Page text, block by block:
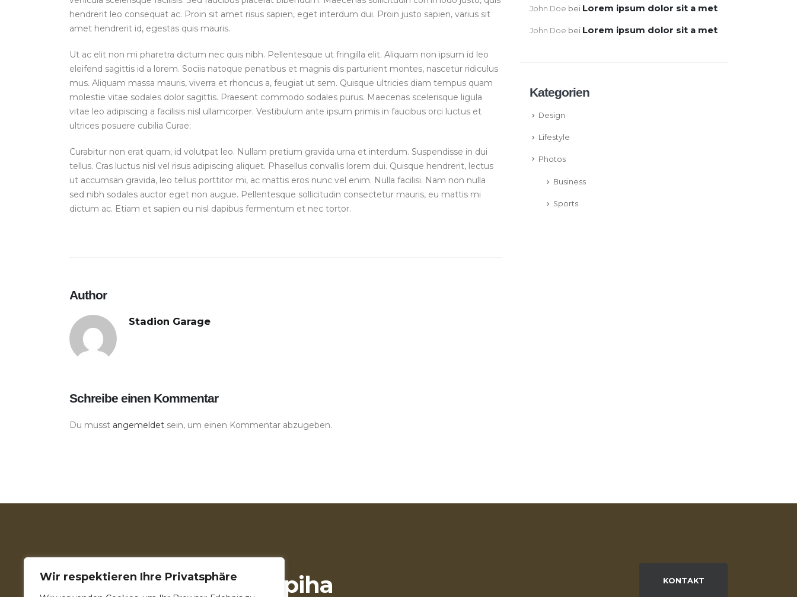
Wir respektieren Ihre Privatsphäre
hendrerit leo consequat ac. Proin sit amet risus sapien, eget interdum dui. Proin justo sapien, varius sit
amet hendrerit id, egestas quis mauris.
Ut ac elit non mi pharetra dictum nec quis nibh. Pellentesque ut fringilla elit. Aliquam non ipsum id leo
eleifend sagittis id a lorem. Sociis natoque penatibus et magnis dis parturient montes, nascetur ridiculus
mus. Aliquam massa mauris, viverra et rhoncus a, feugiat ut sem. Quisque ultricies diam tempus quam
molestie vitae sodales dolor sagittis. Praesent commodo sodales purus. Maecenas scelerisque ligula
vitae leo adipiscing a facilisis nisl ullamcorper. Vestibulum ante ipsum primis in faucibus orci luctus et
ultrices posuere cubilia Curae;
Curabitur non erat quam, id volutpat leo. Nullam pretium gravida urna et interdum. Suspendisse in dui
tellus. Cras luctus nisl vel risus adipiscing aliquet. Phasellus convallis lorem dui. Quisque hendrerit, lectus
ut accumsan gravida, leo tellus porttitor mi, ac mattis eros nunc vel enim. Nulla facilisi. Nam non nulla
sed nibh sodales auctor eget non augue. Pellentesque sollicitudin consectetur mauris, eu mattis mi
dictum ac. Etiam et sapien eu nisl dapibus fermentum et nec tortor.
Author
Stadion Garage
Schreibe einen Kommentar
Du musst angemeldet sein, um einen Kommentar abzugeben.
John Doe bei Lorem ipsum dolor sit a met
John Doe bei Lorem ipsum dolor sit a met
Kategorien
Design
Lifestyle
Photos
Business
Sports
Mašinsko pranja tepiha KONTAKT